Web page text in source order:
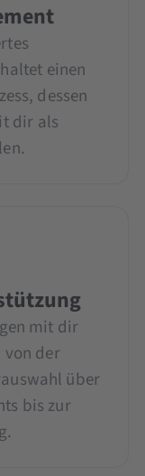
einen
dessen
dir als
mit dir
von der
über
bis zur